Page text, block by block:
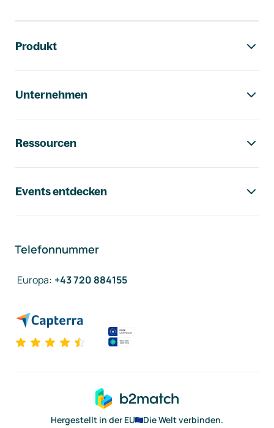
Produkt
Unternehmen
Ressourcen
Events entdecken
Telefonnummer
Europa: +43 720 884155
Hergestellt in der EU
Die Welt verbinden.